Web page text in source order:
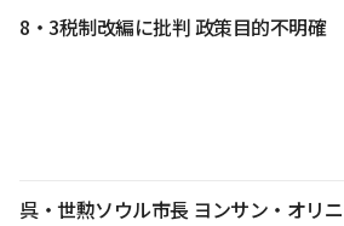
8・3税制改編に批判 政策目的不明確
呉・世勲ソウル市長 ヨンサン・オリニ